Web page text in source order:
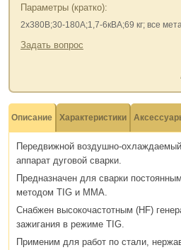
Параметры (кратко):
2х380В;30-180А;1,7-6кВА;69 кг; все
Задать вопрос
Описание Характеристики
Передвижной воздушно-
аппарат дуговой сварки.
Предназначен для сварки
методом TIG и ММА.
Снабжен высокочастотным (HF)
зажигания в режиме TIG.
Применим для работ по стали,